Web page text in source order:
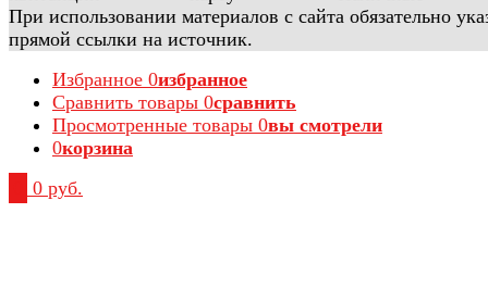
При использовании материалов с сайта обязательно
прямой ссылки на источник.
Избранное 0избранное
Сравнить товары 0сравнить
Просмотренные товары 0вы смотрели
0корзина
0 руб.